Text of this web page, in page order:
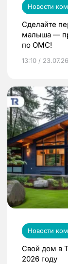
Новости
Сделайте
малыша —
по ОМС!
13:10 / 23.07.26
Новости
Свой дом в
2026 году